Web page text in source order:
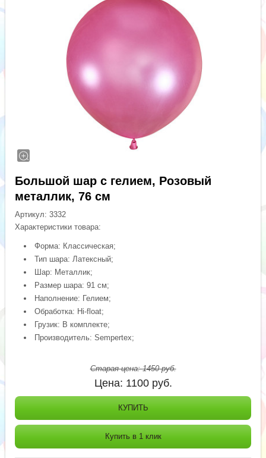
Большой шар с гелием, Розовый
металлик, 76 см
Артикул:3332
Характеристики товара:
Форма: Классическая;
Тип шара: Латексный;
Шар: Металлик;
Размер шара: 91 см;
Наполнение: Гелием;
Обработка: Hi-float;
Грузик: В комплекте;
Производитель: Sempertex;
Старая цена:1450руб.
Цена: 1100руб.
КУПИТЬ
Купить в 1 клик